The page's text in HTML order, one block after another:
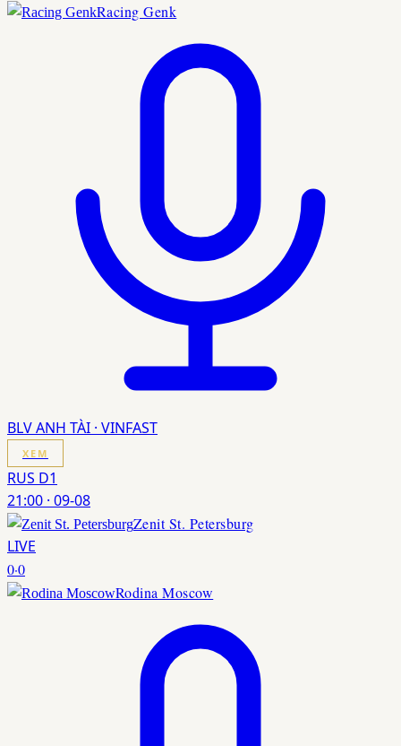
Racing Genk
BLV ANH TÀI · VINFAST
XEM
RUS D1
21:00 · 09-08
Zenit St. Petersburg
LIVE
0·0
Rodina Moscow